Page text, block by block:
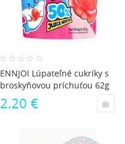
ENNJOI Lúpateľné cukríky s
broskyňovou príchuťou 62g
2.20 €